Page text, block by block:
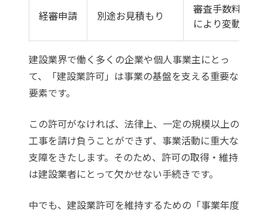
経審申請 別途お見積もり
審査手数料（規
により変動）
建設業界で働く多くの企業や個人事業主にとっ
て、「建設業許可」は事業の基盤を支える重要な
要素です。
この許可がなければ、法律上、一定の規模以上の
工事を請け負うことができず、事業活動に重大な
支障をきたします。そのため、許可の取得・維持
は建設業者にとって欠かせない手続きです。
中でも、建設業許可を維持するための「事業年度